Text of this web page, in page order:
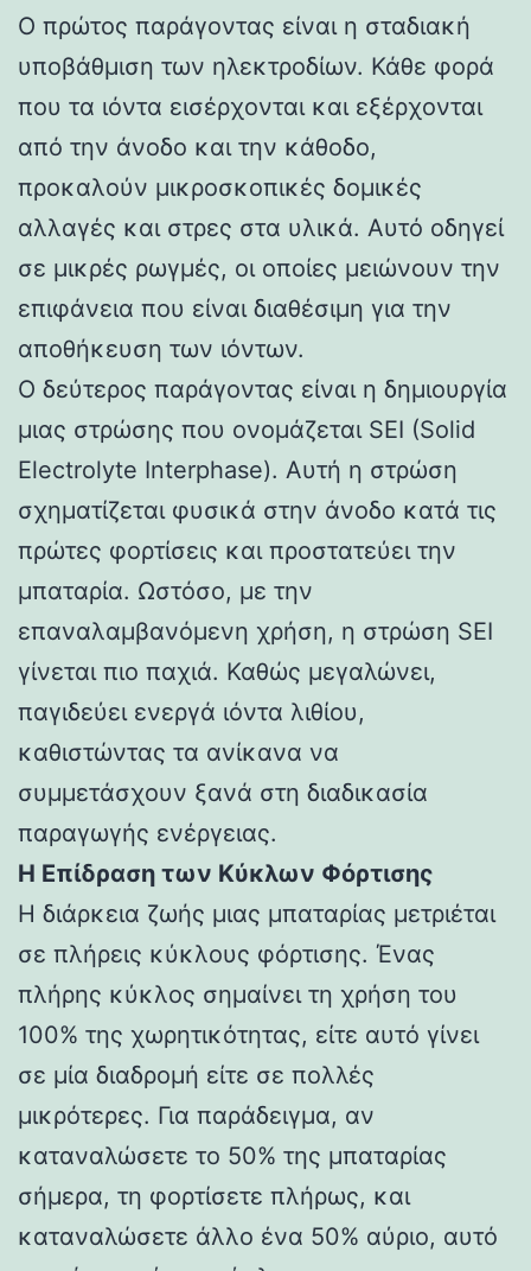
Ο πρώτος παράγοντας είναι η σταδιακή
υποβάθμιση των ηλεκτροδίων. Κάθε φορά
που τα ιόντα εισέρχονται και εξέρχονται
από την άνοδο και την κάθοδο,
προκαλούν μικροσκοπικές δομικές
αλλαγές και στρες στα υλικά. Αυτό οδηγεί
σε μικρές ρωγμές, οι οποίες μειώνουν την
επιφάνεια που είναι διαθέσιμη για την
αποθήκευση των ιόντων.
Ο δεύτερος παράγοντας είναι η δημιουργία
μιας στρώσης που ονομάζεται SEI (Solid
Electrolyte Interphase). Αυτή η στρώση
σχηματίζεται φυσικά στην άνοδο κατά τις
πρώτες φορτίσεις και προστατεύει την
μπαταρία. Ωστόσο, με την
επαναλαμβανόμενη χρήση, η στρώση SEI
γίνεται πιο παχιά. Καθώς μεγαλώνει,
παγιδεύει ενεργά ιόντα λιθίου,
καθιστώντας τα ανίκανα να
συμμετάσχουν ξανά στη διαδικασία
παραγωγής ενέργειας.
Η Επίδραση των Κύκλων Φόρτισης
Η διάρκεια ζωής μιας μπαταρίας μετριέται
σε πλήρεις κύκλους φόρτισης. Ένας
πλήρης κύκλος σημαίνει τη χρήση του
100% της χωρητικότητας, είτε αυτό γίνει
σε μία διαδρομή είτε σε πολλές
μικρότερες. Για παράδειγμα, αν
καταναλώσετε το 50% της μπαταρίας
σήμερα, τη φορτίσετε πλήρως, και
καταναλώσετε άλλο ένα 50% αύριο, αυτό